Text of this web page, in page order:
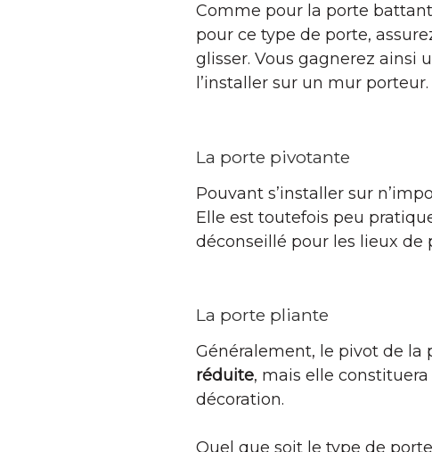
Comme pour la porte
pour ce type de porte,
glisser. Vous gagnerez ainsi
l’installer sur un mur porteur.
La porte pivotante
Pouvant s’installer sur
Elle est toutefois peu
déconseillé pour les lieux de
La porte pliante
Généralement, le pivot de la
réduite, mais elle
décoration.
Quel que soit le type de